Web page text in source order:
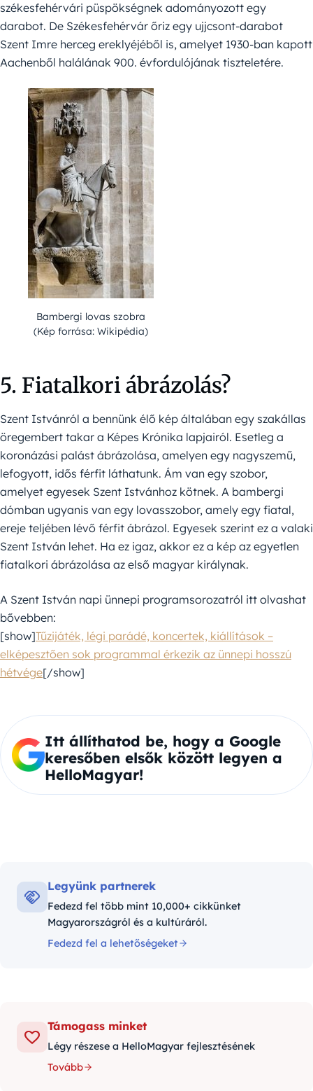
székesfehérvári püspökségnek adományozott egy
darabot. De Székesfehérvár őriz egy ujjcsont-darabot
Szent Imre herceg ereklyéjéből is, amelyet 1930-ban kapott
Aachenből halálának 900. évfordulójának tiszteletére.
Bambergi lovas szobra
(Kép forrása: Wikipédia)
5. Fiatalkori ábrázolás?
Szent Istvánról a bennünk élő kép általában egy szakállas
öregembert takar a Képes Krónika lapjairól. Esetleg a
koronázási palást ábrázolása, amelyen egy nagyszemű,
lefogyott, idős férfit láthatunk. Ám van egy szobor,
amelyet egyesek Szent Istvánhoz kötnek. A bambergi
dómban ugyanis van egy lovasszobor, amely egy fiatal,
ereje teljében lévő férfit ábrázol. Egyesek szerint ez a valaki
Szent István lehet. Ha ez igaz, akkor ez a kép az egyetlen
fiatalkori ábrázolása az első magyar királynak.
A Szent István napi ünnepi programsorozatról itt olvashat
bővebben:
[show]Tűzijáték, légi parádé, koncertek, kiállítások –
elképesztően sok programmal érkezik az ünnepi hosszú
hétvége[/show]
Itt állíthatod be, hogy a Google
keresőben elsők között legyen a
HelloMagyar!
Legyünk partnerek
Fedezd fel több mint 10,000+ cikkünket
Magyarországról és a kultúráról.
Fedezd fel a lehetőségeket
Támogass minket
Légy részese a HelloMagyar fejlesztésének
Tovább